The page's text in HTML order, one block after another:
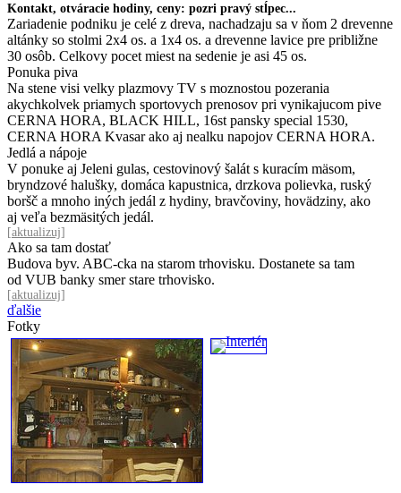
Kontakt, otváracie hodiny, ceny: pozri pravý stĺpec...
Zariadenie podniku je celé z dreva, nachadzaju sa v ňom 2 drevenne
altánky so stolmi 2x4 os. a 1x4 os. a drevenne lavice pre približne
30 osôb. Celkovy pocet miest na sedenie je asi 45 os.
Ponuka piva
Na stene visi velky plazmovy TV s moznostou pozerania
akychkolvek priamych sportovych prenosov pri vynikajucom pive
CERNA HORA, BLACK HILL, 16st pansky special 1530,
CERNA HORA Kvasar ako aj nealku napojov CERNA HORA.
Jedlá a nápoje
V ponuke aj Jeleni gulas, cestovinový šalát s kuracím mäsom,
bryndzové halušky, domáca kapustnica, drzkova polievka, ruský
boršč a mnoho iných jedál z hydiny, bravčoviny, hovädziny, ako
aj veľa bezmäsitých jedál.
[aktualizuj]
Ako sa tam dostať
Budova byv. ABC-cka na starom trhovisku. Dostanete sa tam
od VUB banky smer stare trhovisko.
[aktualizuj]
ďalšie
Fotky